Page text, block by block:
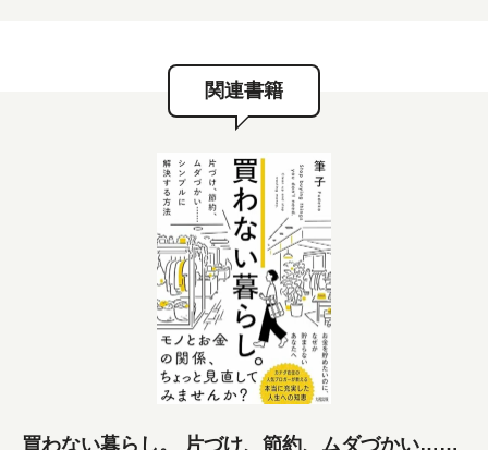
関連書籍
買わない暮らし。 片づけ、節約、ムダづかい……